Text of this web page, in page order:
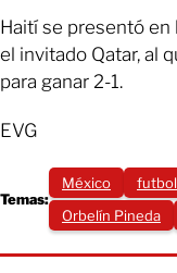
Haití se presentó
el invitado Qatar, al
para ganar 2-1.
EVG
Temas:
México futbol
Orbelín Pineda